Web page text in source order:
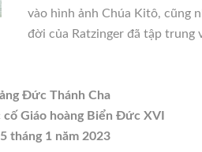
vào hình ảnh Chúa Kitô, cũng
đời của Ratzinger đã tập trung
Đức Thánh Cha
cố Giáo hoàng Biển Đức XVI
tháng 1 năm 2023